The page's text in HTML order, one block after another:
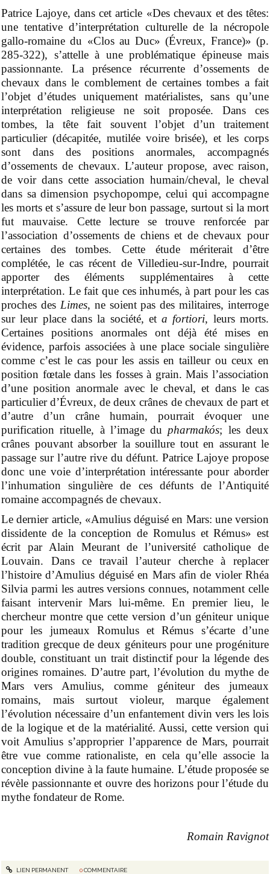
Patrice Lajoye, dans cet article «Des chevaux et des têtes:
une tentative d’interprétation culturelle de la nécropole
gallo-romaine du «Clos au Duc» (Évreux, France)» (p.
285-322), s’attelle à une problématique épineuse mais
passionnante. La présence récurrente d’ossements de
chevaux dans le comblement de certaines tombes a fait
l’objet d’études uniquement matérialistes, sans qu’une
interprétation religieuse ne soit proposée. Dans ces
tombes, la tête fait souvent l’objet d’un traitement
particulier (décapitée, mutilée voire brisée), et les corps
sont dans des positions anormales, accompagnés
d’ossements de chevaux. L’auteur propose, avec raison,
de voir dans cette association humain/cheval, le cheval
dans sa dimension psychopompe, celui qui accompagne
les morts et s’assure de leur bon passage, surtout si la mort
fut mauvaise. Cette lecture se trouve renforcée par
l’association d’ossements de chiens et de chevaux pour
certaines des tombes. Cette étude mériterait d’être
complétée, le cas récent de Villedieu-sur-Indre, pourrait
apporter des éléments supplémentaires à cette
interprétation. Le fait que ces inhumés, à part pour les cas
proches des Limes, ne soient pas des militaires, interroge
sur leur place dans la société, eta fortiori, leurs morts.
Certaines positions anormales ont déjà été mises en
évidence, parfois associées à une place sociale singulière
comme c’est le cas pour les assis en tailleur ou ceux en
position fœtale dans les fosses à grain. Mais l’association
d’une position anormale avec le cheval, et dans le cas
particulier d’Évreux, de deux crânes de chevaux de part et
d’autre d’un crâne humain, pourrait évoquer une
purification rituelle, à l’image du pharmakós; les deux
crânes pouvant absorber la souillure tout en assurant le
passage sur l’autre rive du défunt. Patrice Lajoye propose
donc une voie d’interprétation intéressante pour aborder
l’inhumation singulière de ces défunts de l’Antiquité
romaine accompagnés de chevaux.
Le dernier article, «Amulius déguisé en Mars: une version
dissidente de la conception de Romulus et Rémus» est
écrit par Alain Meurant de l’université catholique de
Louvain. Dans ce travail l’auteur cherche à replacer
l’histoire d’Amulius déguisé en Mars afin de violerRhéa
Silvia parmi les autresversionsconnues, notamment celle
faisant intervenir Mars lui-même. En premier lieu, le
chercheur montre que cette version d’un géniteur unique
pour les jumeaux Romulus et Rémus s’écarte d’une
tradition grecque de deux géniteurs pour une progéniture
double, constituant un trait distinctif pour la légende des
origines romaines. D’autre part, l’évolution du mythe de
Mars vers Amulius, comme géniteur des jumeaux
romains, mais surtout violeur, marque également
l’évolution nécessaire d’un enfantement divin vers les lois
de la logique et de la matérialité. Aussi, cette version qui
voit Amulius s’approprier l’apparence de Mars, pourrait
être vue comme rationaliste, en cela qu’elle associe la
conception divine à la faute humaine. L’étude proposée se
révèle passionnante et ouvre des horizons pour l’étude du
mythe fondateur de Rome.
Romain Ravignot
LIEN PERMANENT 0COMMENTAIRE